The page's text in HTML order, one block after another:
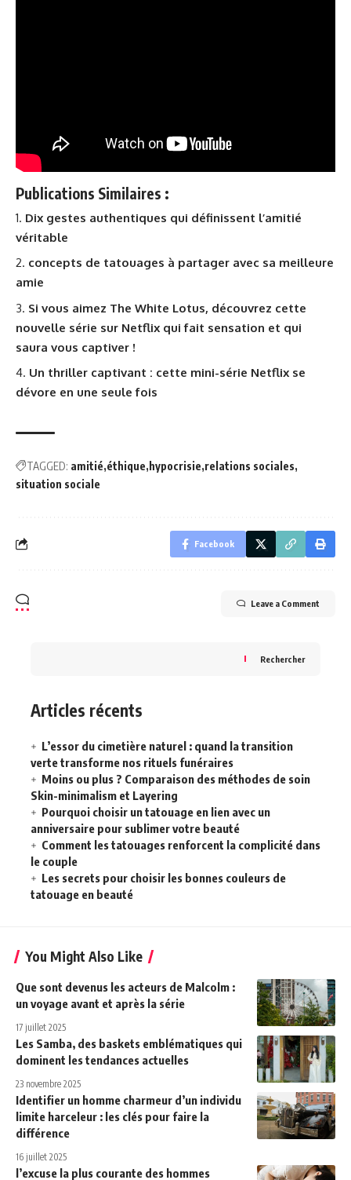
Publications Similaires :
Dix gestes authentiques qui définissent l’amitié
véritable
concepts de tatouages à partager avec sa meilleure
amie
Si vous aimez The White Lotus, découvrez cette
nouvelle série sur Netflix qui fait sensation et qui
saura vous captiver !
Un thriller captivant : cette mini-série Netflix se
dévore en une seule fois
TAGGED: amitié éthique hypocrisie relations sociales
situation sociale
Facebook
Leave a Comment
Rechercher
Articles récents
L’essor du cimetière naturel : quand la transition
verte transforme nos rituels funéraires
Moins ou plus ? Comparaison des méthodes de soin
Skin-minimalism et Layering
Pourquoi choisir un tatouage en lien avec un
anniversaire pour sublimer votre beauté
Comment les tatouages renforcent la complicité dans
le couple
Les secrets pour choisir les bonnes couleurs de
tatouage en beauté
You Might Also Like
Que sont devenus les acteurs de Malcolm :
un voyage avant et après la série
17 juillet 2025
Les Samba, des baskets emblématiques qui
dominent les tendances actuelles
23 novembre 2025
Identifier un homme charmeur d’un individu
limite harceleur : les clés pour faire la
différence
16 juillet 2025
l’excuse la plus courante des hommes